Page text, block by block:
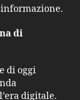
di
di oggi
digitale.